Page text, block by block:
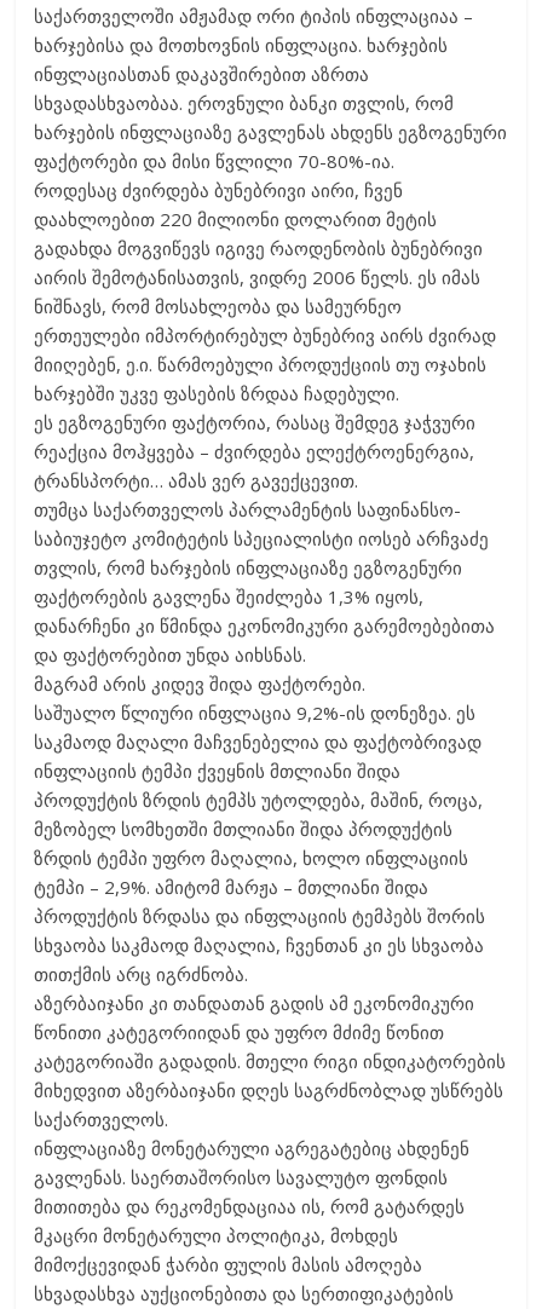
საქართველოში ამჟამად ორი ტიპის ინფლაციაა –
ხარჯებისა და მოთხოვნის ინფლაცია. ხარჯების
ინფლაციასთან დაკავშირებით აზრთა
სხვადასხვაობაა. ეროვნული ბანკი თვლის, რომ
ხარჯების ინფლაციაზე გავლენას ახდენს ეგზოგენური
ფაქტორები და მისი წვლილი 70-80%-ია.
როდესაც ძვირდება ბუნებრივი აირი, ჩვენ
დაახლოებით 220 მილიონი დოლარით მეტის
გადახდა მოგვიწევს იგივე რაოდენობის ბუნებრივი
აირის შემოტანისათვის, ვიდრე 2006 წელს. ეს იმას
ნიშნავს, რომ მოსახლეობა და სამეურნეო
ერთეულები იმპორტირებულ ბუნებრივ აირს ძვირად
მიიღებენ, ე.ი. წარმოებული პროდუქციის თუ ოჯახის
ხარჯებში უკვე ფასების ზრდაა ჩადებული.
ეს ეგზოგენური ფაქტორია, რასაც შემდეგ ჯაჭვური
რეაქცია მოჰყვება – ძვირდება ელექტროენერგია,
ტრანსპორტი… ამას ვერ გავექცევით.
თუმცა საქართველოს პარლამენტის საფინანსო-
საბიუჯეტო კომიტეტის სპეციალისტი იოსებ არჩვაძე
თვლის, რომ ხარჯების ინფლაციაზე ეგზოგენური
ფაქტორების გავლენა შეიძლება 1,3% იყოს,
დანარჩენი კი წმინდა ეკონომიკური გარემოებებითა
და ფაქტორებით უნდა აიხსნას.
მაგრამ არის კიდევ შიდა ფაქტორები.
საშუალო წლიური ინფლაცია 9,2%-ის დონეზეა. ეს
საკმაოდ მაღალი მაჩვენებელია და ფაქტობრივად
ინფლაციის ტემპი ქვეყნის მთლიანი შიდა
პროდუქტის ზრდის ტემპს უტოლდება, მაშინ, როცა,
მეზობელ სომხეთში მთლიანი შიდა პროდუქტის
ზრდის ტემპი უფრო მაღალია, ხოლო ინფლაციის
ტემპი – 2,9%. ამიტომ მარჟა – მთლიანი შიდა
პროდუქტის ზრდასა და ინფლაციის ტემპებს შორის
სხვაობა საკმაოდ მაღალია, ჩვენთან კი ეს სხვაობა
თითქმის არც იგრძნობა.
აზერბაიჯანი კი თანდათან გადის ამ ეკონომიკური
წონითი კატეგორიიდან და უფრო მძიმე წონით
კატეგორიაში გადადის. მთელი რიგი ინდიკატორების
მიხედვით აზერბაიჯანი დღეს საგრძნობლად უსწრებს
საქართველოს.
ინფლაციაზე მონეტარული აგრეგატებიც ახდენენ
გავლენას. საერთაშორისო სავალუტო ფონდის
მითითება და რეკომენდაციაა ის, რომ გატარდეს
მკაცრი მონეტარული პოლიტიკა, მოხდეს
მიმოქცევიდან ჭარბი ფულის მასის ამოღება
სხვადასხვა აუქციონებითა და სერთიფიკატების